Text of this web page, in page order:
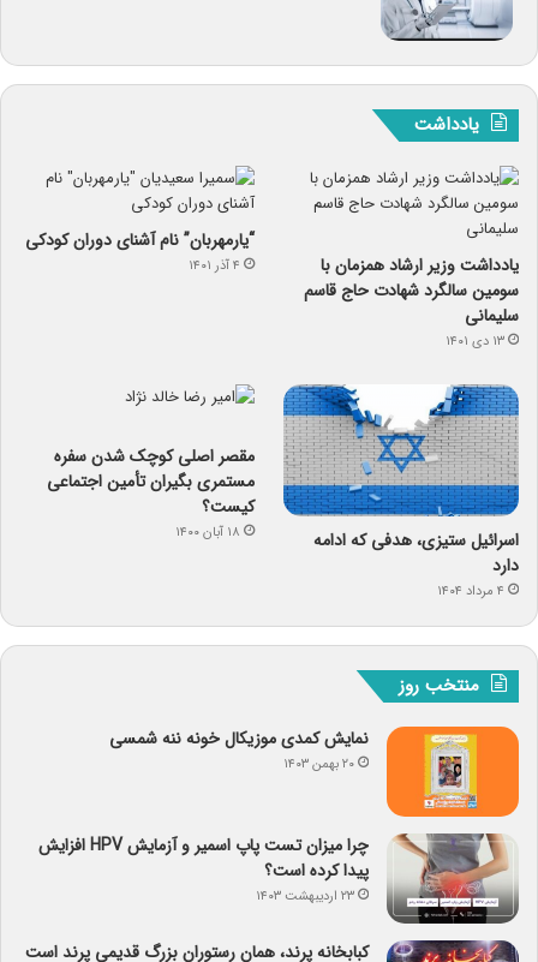
یادداشت
یادداشت وزیر ارشاد همزمان با
سومین سالگرد شهادت حاج قاسم
سلیمانی
۱۳ دی ۱۴۰۱
“یارمهربان” نام آشنای دوران کودکی
۴ آذر ۱۴۰۱
اسرائیل ستیزی، هدفی که ادامه
دارد
۴ مرداد ۱۴۰۴
مقصر اصلی کوچک شدن سفره
مستمری بگیران تأمین اجتماعی
کیست؟
۱۸ آبان ۱۴۰۰
منتخب روز
نمایش کمدی موزیکال خونه ننه شمسی
۲۰ بهمن ۱۴۰۳
چرا میزان تست پاپ اسمیر و آزمایش HPV افزایش
پیدا کرده است؟
۲۳ اردیبهشت ۱۴۰۳
کبابخانه پرند، همان رستوران بزرگ قدیمی پرند است